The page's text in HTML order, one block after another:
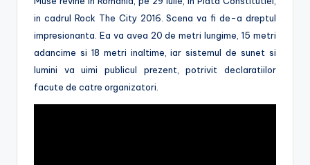
in cadrul Rock The City 2016. Scena va fi de-a dreptul
impresionanta. Ea va avea 20 de metri lungime, 15 metri
adancime si 18 metri inaltime, iar sistemul de sunet si
lumini va uimi publicul prezent, potrivit declaratiilor
facute de catre organizatori.